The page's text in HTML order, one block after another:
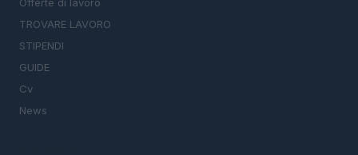
TROVARE LAVORO
STIPENDI
GUIDE
Cv
News